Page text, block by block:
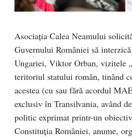
Asociația Calea Neamului
Guvernului României să
Ungariei, Viktor Orban, vizitele
teritoriul statului român, tinând
acestea (cu sau fără acordul
exclusiv în Transilvania, având
politic exprimat printr-un
Constituția României, anume,